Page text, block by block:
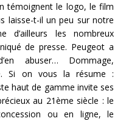
témoignent le logo, le film
laisse-t-il un peu sur notre
d’ailleurs les nombreux
de presse. Peugeot a
abuser… Dommage,
Si on vous la résume :
haut de gamme invite ses
au 21ème siècle : le
ou en ligne, le